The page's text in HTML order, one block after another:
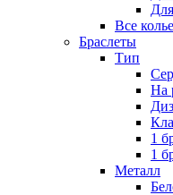
Все колье
Браслеты
Тип
На
1
1
Металл